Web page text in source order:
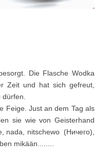
Die Flasche Wodka
Zeit und hat sich gefreut,
dürfen.
Feige. Just an dem Tag als
sie wie von Geisterhand
nada, nitschewo (Ничего),
mikään........